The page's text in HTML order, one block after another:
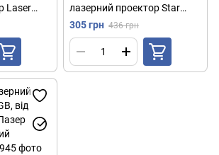
Laser
/
лазерний проектор Star
Shower MOTION № F8-146 /
Проектор з лазером для
вулиці
305 грн 436 грн